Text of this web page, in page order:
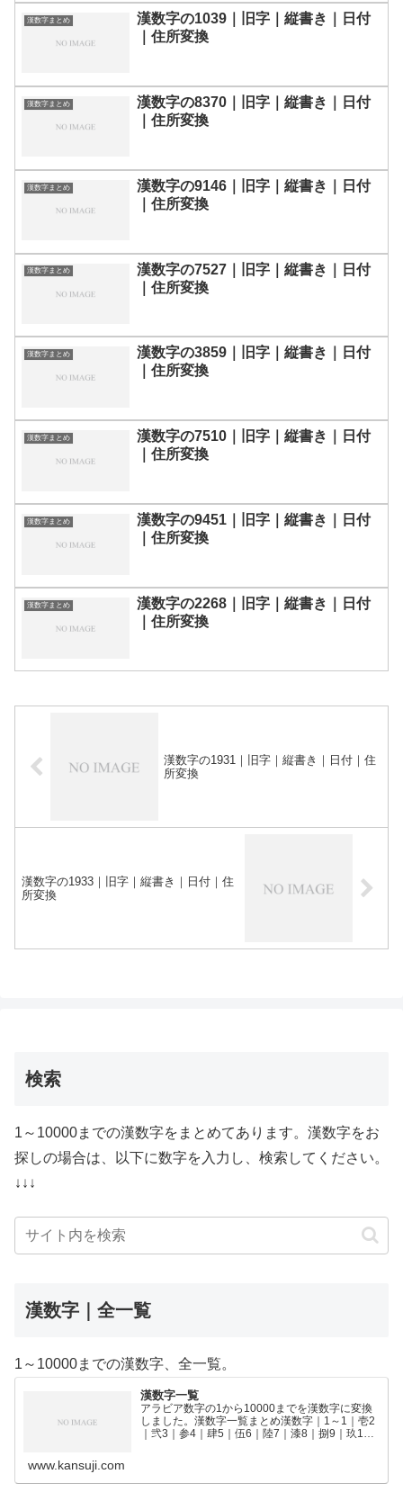
漢数字まとめ
漢数字の1039｜旧字｜縦書き｜日付
｜住所変換
漢数字まとめ
漢数字の8370｜旧字｜縦書き｜日付
｜住所変換
漢数字まとめ
漢数字の9146｜旧字｜縦書き｜日付
｜住所変換
漢数字まとめ
漢数字の7527｜旧字｜縦書き｜日付
｜住所変換
漢数字まとめ
漢数字の3859｜旧字｜縦書き｜日付
｜住所変換
漢数字まとめ
漢数字の7510｜旧字｜縦書き｜日付
｜住所変換
漢数字まとめ
漢数字の9451｜旧字｜縦書き｜日付
｜住所変換
漢数字まとめ
漢数字の2268｜旧字｜縦書き｜日付
｜住所変換
漢数字の1931｜旧字｜縦書き｜日付｜住
所変換
漢数字の1933｜旧字｜縦書き｜日付｜住
所変換
検索
1～10000までの漢数字をまとめてあります。漢数字をお
探しの場合は、以下に数字を入力し、検索してください。
↓↓↓
漢数字｜全一覧
1～10000までの漢数字、全一覧。
漢数字一覧
アラビア数字の1から10000までを漢数字に変換
しました。漢数字一覧まとめ漢数字｜1～1｜壱2
｜弐3｜参4｜肆5｜伍6｜陸7｜漆8｜捌9｜玖10
www.kansuji.com